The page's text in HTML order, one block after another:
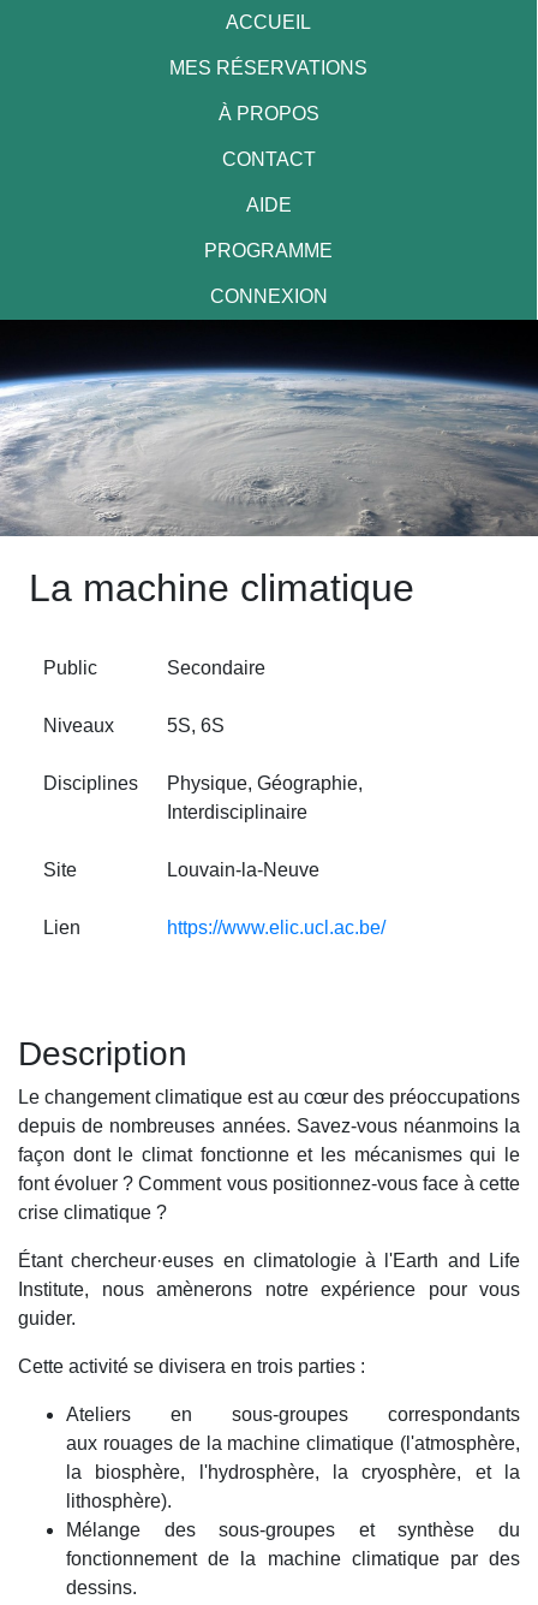
ACCUEIL
MES RÉSERVATIONS
À PROPOS
CONTACT
AIDE
PROGRAMME
CONNEXION
La machine climatique
Public Secondaire
Niveaux 5S, 6S
Disciplines
Physique, Géographie,
Interdisciplinaire
Site Louvain‑la‑Neuve
Lien https://www.elic.ucl.ac.be/
Description
Le changement climatique est au cœur des préoccupations
depuis de nombreuses années. Savez-vous néanmoins la
façon dont le climat fonctionne et les mécanismes qui le
font évoluer ? Comment vous positionnez-vous face à cette
crise climatique ?
Étant chercheur·euses en climatologie à l'Earth and Life
Institute, nous amènerons notre expérience pour vous
guider.
Cette activité se divisera en trois parties :
Ateliers en sous-groupes correspondants
aux rouages de la machine climatique (l'atmosphère,
la biosphère, l'hydrosphère, la cryosphère, et la
lithosphère).
Mélange des sous-groupes et synthèse du
fonctionnement de la machine climatique par des
dessins.